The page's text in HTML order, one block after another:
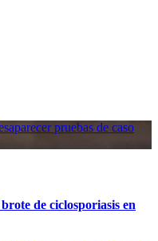
pruebas de caso
de ciclosporiasis en